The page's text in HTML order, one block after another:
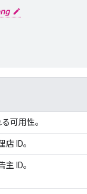
可用性。
店 ID。
主 ID。